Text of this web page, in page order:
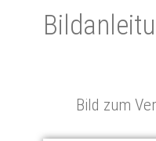
Bild zum